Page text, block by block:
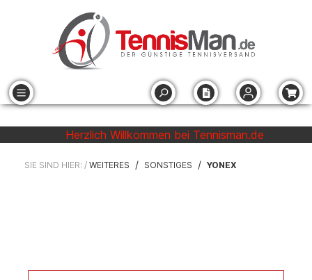
Herzlich Willkommen bei Tennisman.de
SIE SIND HIER: / WEITERES / SONSTIGES / YONEX